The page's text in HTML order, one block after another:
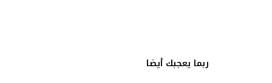
ربما يعجبك أيضا